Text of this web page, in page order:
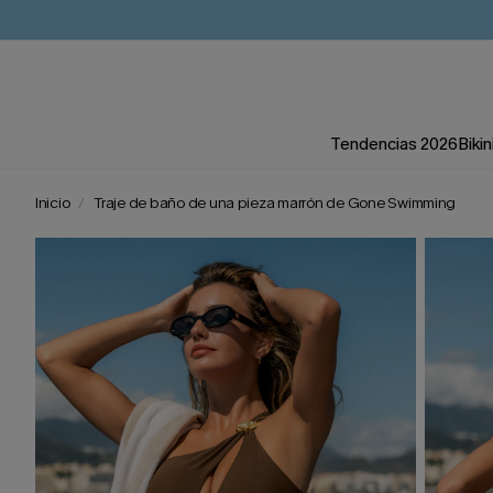
Tendencias 2026
Inicio Traje de baño de una pieza marrón de Gone Swimming